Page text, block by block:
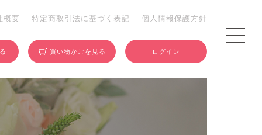
概要 特定商取引法に基づく表記 個人情報保護方針
買い物かごを見る ログイン